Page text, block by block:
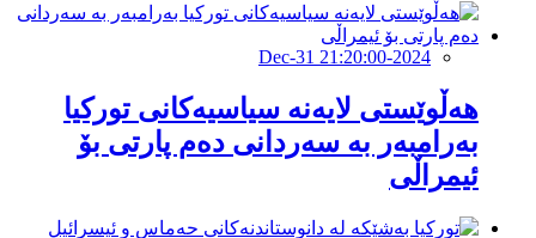
2024-Dec-31 21:20:00
هەڵوێستی لایەنە سیاسیەکانی تورکیا
بەرامبەر بە سەردانی دەم پارتی بۆ
ئیمراڵی